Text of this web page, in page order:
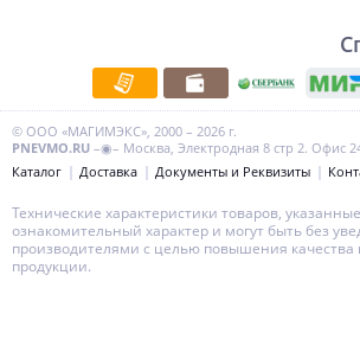
© ООО «МАГИМЭКС», 2000 – 2026 г.
PNEVMO.RU –◉– Москва, Электродная 8 стр 2. Офис
Каталог
Доставка Документы и Реквизиты
Технические характеристики товаров,
ознакомительный характер и могут быть без
производителями с целью повышения качества
продукции.